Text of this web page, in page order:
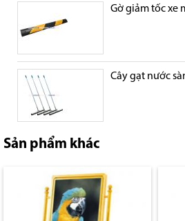
Gờ giảm tốc xe
Cây gạt nước
Sản phẩm khác